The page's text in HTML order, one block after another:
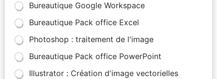
Bureautique Google Workspace
Bureautique Pack office Excel
Photoshop : traitement de l'image
Bureautique Pack office PowerPoint
Illustrator : Création d'image vectorielles